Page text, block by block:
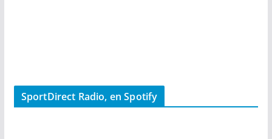
SportDirect Radio, en Spotify